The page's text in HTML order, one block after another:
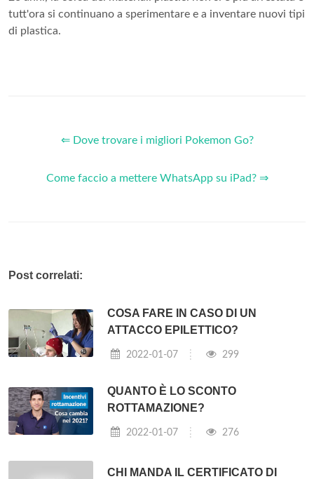
tutt'ora si continuano a sperimentare e a inventare nuovi tipi
di plastica.
⇐ Dove trovare i migliori Pokemon Go?
Come faccio a mettere WhatsApp su iPad? ⇒
Post correlati:
COSA FARE IN CASO DI UN
ATTACCO EPILETTICO?
2022-01-07 299
QUANTO È LO SCONTO
ROTTAMAZIONE?
2022-01-07 276
CHI MANDA IL CERTIFICATO DI